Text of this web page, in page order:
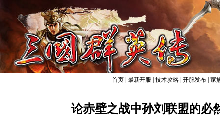
首页| 最新开服 技术攻略| 开服发布| 家
论赤壁之战中孙刘联盟的必